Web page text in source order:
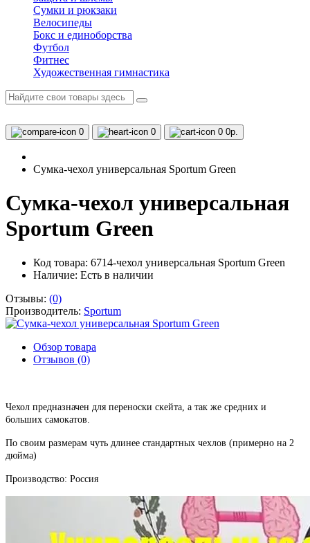
Сумки и рюкзаки
Велосипеды
Бокс и единоборства
Футбол
Фитнес
Художественная гимнастика
0 0 0 0р.
Сумка-чехол универсальная Sportum Green
Сумка-чехол универсальная
Sportum Green
Код товара: 6714-чехол универсальная Sportum Green
Наличие: Есть в наличии
Отзывы: (0)
Производитель: Sportum
Обзор товара
Отзывов (0)
Чехол предназначен для переноски скейта, а так же средних и
больших самокатов.
По своим размерам чуть длинее стандартных чехлов (примерно на 2
дюйма)
Производство: Россия